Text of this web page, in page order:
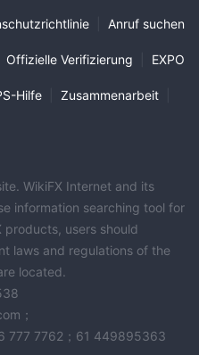
Anruf suchen
Offizielle Verifizierung EXPO
Hilfe Zusammenarbeit
WikiFX Internet and its
information searching tool for
products, users should
laws and regulations of the
located.
；
777 7762；61 449895363